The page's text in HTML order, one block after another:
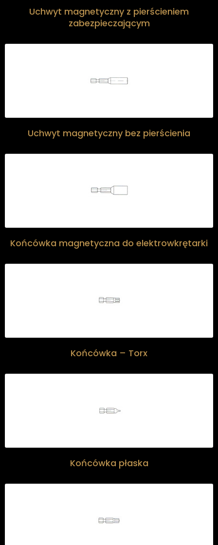
Uchwyt magnetyczny z pierścieniem
zabezpieczającym
Uchwyt magnetyczny bez pierścienia
Końcówka magnetyczna do elektrowkrętarki
Końcówka – Torx
Końcówka płaska